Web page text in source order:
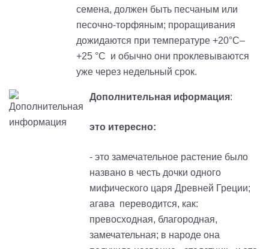
семена, должен быть песчаным или
песочно-торфяным; проращивания
дожидаются при температуре +20°C–
+25 °C и обычно они проклевываются
уже через недельный срок.
Дополнительная иформация:
это итересно:
- это замечательное растение было
названо в честь дочки одного
мифического царя Древней Греции;
агава переводится, как:
превосходная, благородная,
замечательная; в народе она